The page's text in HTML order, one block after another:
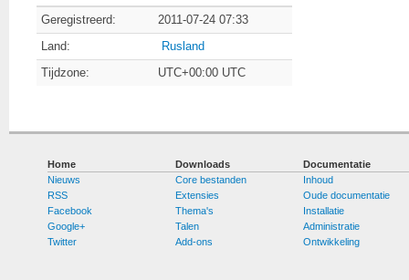
Geregistreerd:
2011-07-24 07:33
Land:
Rusland
Tijdzone:
UTC+00:00 UTC
Home
Nieuws
RSS
Facebook
Google+
Twitter
Downloads
Core bestanden
Extensies
Thema's
Talen
Add-ons
Documentatie
Inhoud
Oude documentatie
Installatie
Administratie
Ontwikkeling